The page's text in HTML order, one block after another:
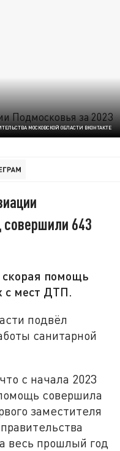
МОСКОВСКОЙ ОБЛАСТИ ВКОНТАКТЕ
совершили 643
помощь
с мест ДТП.
подвёл
санитарной
с начала 2023
совершила
заместителя
весь прошлый год